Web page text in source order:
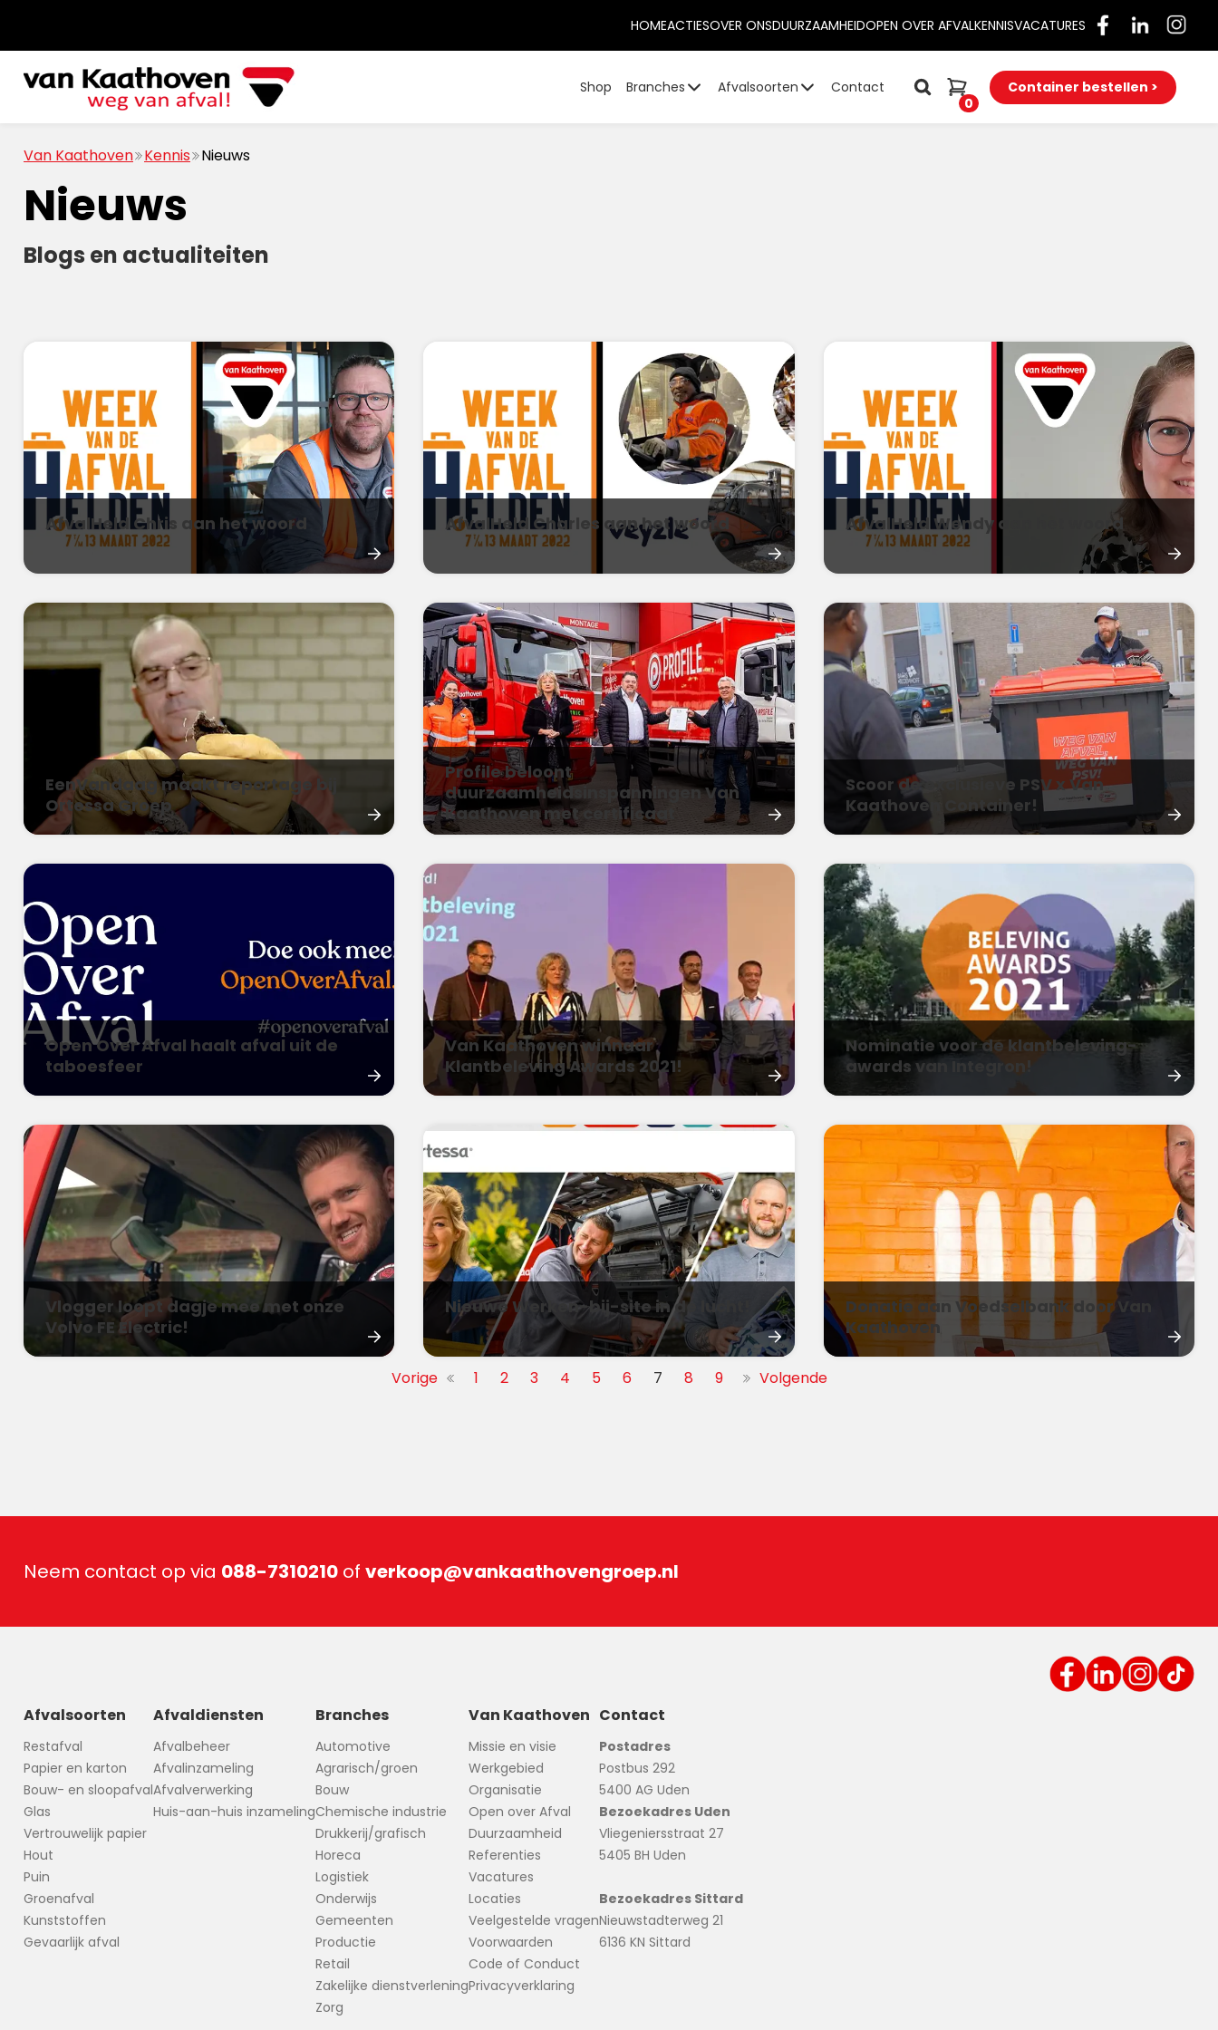
HOMEACTIESOVER ONSDUURZAAMHEIDOPEN OVER AFVALKENNISVACATURES
Shop Branches Afvalsoorten
Contact
0
Container bestellen >
Van Kaathoven Kennis Nieuws
Nieuws
Blogs en actualiteiten
AfvalHeld Chris aan het woord AfvalHeld Charles aan het woord AfvalHeld Wendy aan het woord
EenVandaag maakt reportage bij
Ortessa Groep
Profile beloont
duurzaamheidsinspanningen Van
Kaathoven met certificaat
Scoor de exclusieve PSV x Van
Kaathoven Container!
Open Over Afval haalt afval uit de
taboesfeer
Van Kaathoven winnaar
Klantbeleving Awards 2021!
Nominatie voor de klantbeleving-
awards van Integron!
Vlogger loopt dagje mee met onze
Volvo FE Electric!
Nieuwe Werken-bij-site in de lucht!
Donatie aan Voedselbank door Van
Kaathoven
Vorige 1 2 3 4 5 6 7 8 9 Volgende
Neem contact op via 088-7310210 of verkoop@vankaathovengroep.nl
Afvalsoorten
Restafval
Papier en karton
Bouw- en sloopafval
Glas
Vertrouwelijk papier
Hout
Puin
Groenafval
Kunststoffen
Gevaarlijk afval
Afvaldiensten
Afvalbeheer
Afvalinzameling
Afvalverwerking
Huis-aan-huis inzameling
Branches
Automotive
Agrarisch/groen
Bouw
Chemische industrie
Drukkerij/grafisch
Horeca
Logistiek
Onderwijs
Gemeenten
Productie
Retail
Zakelijke dienstverlening
Zorg
Van Kaathoven
Missie en visie
Werkgebied
Organisatie
Open over Afval
Duurzaamheid
Referenties
Vacatures
Locaties
Veelgestelde vragen
Voorwaarden
Code of Conduct
Privacyverklaring
Contact
Postadres
Postbus 292
5400 AG Uden
Bezoekadres Uden
Vliegeniersstraat 27
5405 BH Uden
Bezoekadres Sittard
Nieuwstadterweg 21
6136 KN Sittard